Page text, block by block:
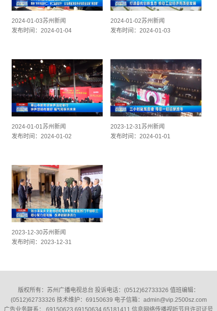
2024-01-03苏州新闻
发布时间：2024-01-04
2024-01-02苏州新闻
发布时间：2024-01-03
2024-01-01苏州新闻
发布时间：2024-01-02
2023-12-31苏州新闻
发布时间：2024-01-01
2023-12-30苏州新闻
发布时间：2023-12-31
版权所有：苏州广播电视总台 投诉电话：(0512)62733326‬ 值班编辑：
(0512)62733326‬ 技术维护：69150639 电子信箱：admin@vip.2500sz.com
广告业务联系： 69150623 69150634 65181411 信息网络传播视听节目许可证号